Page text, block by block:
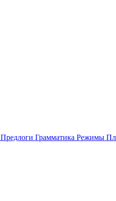
Предлоги Грамматика Режимы